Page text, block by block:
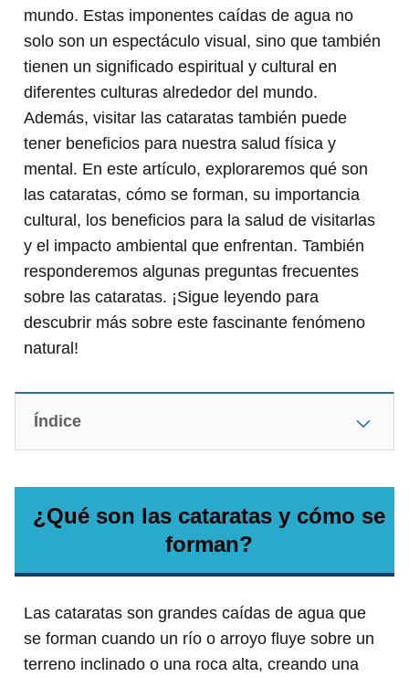
mundo. Estas imponentes caídas de agua no
solo son un espectáculo visual, sino que también
tienen un significado espiritual y cultural en
diferentes culturas alrededor del mundo.
Además, visitar las cataratas también puede
tener beneficios para nuestra salud física y
mental. En este artículo, exploraremos qué son
las cataratas, cómo se forman, su importancia
cultural, los beneficios para la salud de visitarlas
y el impacto ambiental que enfrentan. También
responderemos algunas preguntas frecuentes
sobre las cataratas. ¡Sigue leyendo para
descubrir más sobre este fascinante fenómeno
natural!
Índice
¿Qué son las cataratas y cómo se
forman?
Las cataratas son grandes caídas de agua que
se forman cuando un río o arroyo fluye sobre un
terreno inclinado o una roca alta, creando una